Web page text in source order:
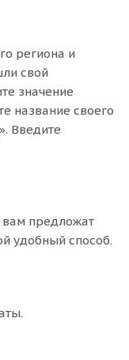
региона и
свой
значение
название своего
Введите
вам предложат
удобный способ.